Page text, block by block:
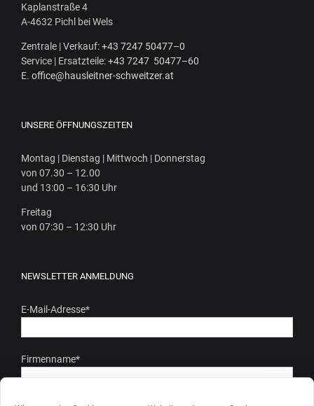
Kaplan­stra­ße 4
A‑4632 Pichl bei Wels
Zen­tra­le | Ver­kauf:+43 7247 50477–0
Ser­vice | Ersatz­tei­le:+43 7247 50477–60
E. office@hausleitner-schweitzer.at
UNSERE ÖFFNUNGSZEITEN
Mon­tag | Diens­tag | Mitt­woch | Donnerstag
von 07.30 – 12.00
und 13:00 – 16:30 Uhr
Frei­tag
von 07:30 – 12:30 Uhr
NEWSLETTER ANMELDUNG
E-Mail-Adresse*
Firmenname*